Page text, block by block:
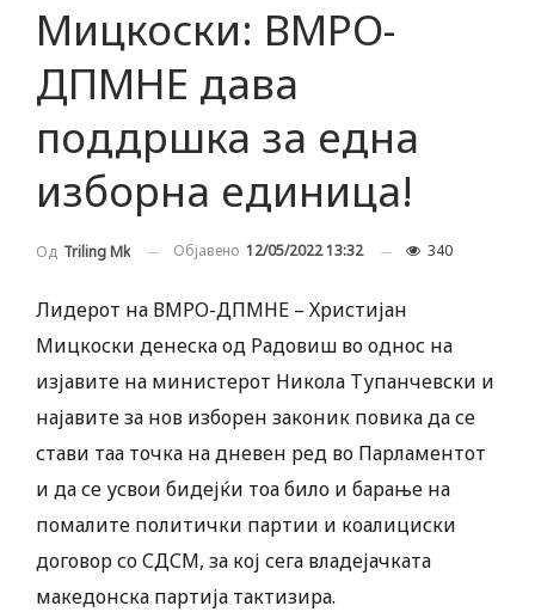
Мицкоски: ВМРО-
ДПМНЕ дава
поддршка за една
изборна единица!
Од Triling Mk Објавено 12/05/2022 13:32 340
Лидерот на ВМРО-ДПМНЕ – Христијан
Мицкоски денеска од Радовиш во однос на
изјавите на министерот Никола Тупанчевски и
најавите за нов изборен законик повика да се
стави таа точка на дневен ред во Парламентот
и да се усвои бидејќи тоа било и барање на
помалите политички партии и коалициски
договор со СДСМ, за кој сега владејачката
македонска партија тактизира.